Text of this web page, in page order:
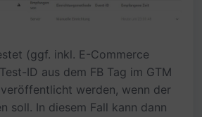
(ggf. inkl. E-Commerce
ID aus dem FB Tag im GTM
werden, wenn der
soll. In diesem Fall kann dann